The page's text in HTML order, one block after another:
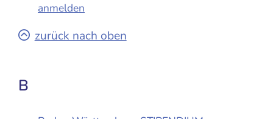
anmelden
zurück nach oben
B